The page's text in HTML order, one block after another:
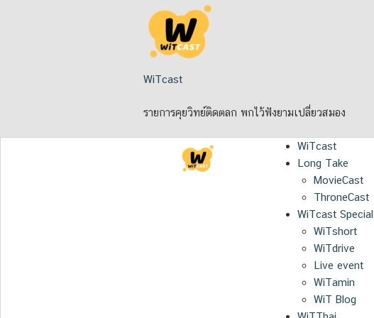
WiTcast
รายการคุยวิทย์ติดตลก พกไว้ฟังยามเปลี่ยวสมอง
WiTcast
Long Take
MovieCast
ThroneCast
WiTcast Special
WiTshort
WiTdrive
Live event
WiTamin
WiT Blog